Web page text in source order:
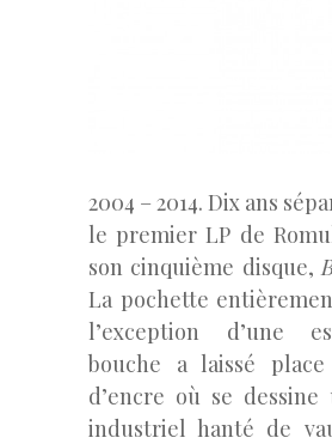
2004 – 2014. Dix ans
le premier LP de
son cinquième disque,
La pochette
l’exception d’une
bouche a laissé
d’encre où se dessine
industriel hanté de